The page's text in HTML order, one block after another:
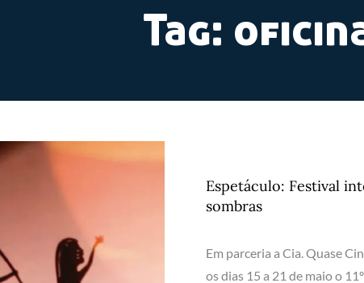
Tag:
Espetáculo: Festival
sombras
Em parceria a Cia. Quase
os dias 15 a 21 de maio o